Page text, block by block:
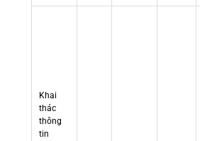
Khai
thác
thông
tin